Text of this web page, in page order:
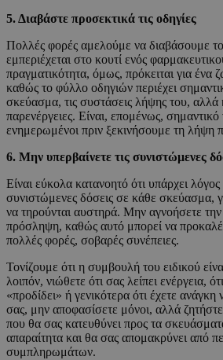
5. Διαβάστε προσεκτικά τις οδηγίες
Πολλές φορές αμελούμε να διαβάσουμε
εμπεριέχεται στο κουτί ενός
πραγματικότητα, όμως, πρόκειται για ένα
καθώς το φύλλο οδηγιών περιέχει
σκεύασμα, τις συστάσεις λήψης του, αλλά
παρενέργειες. Είναι, επομένως,
ενημερωμένοι πριν ξεκινήσουμε τη λήψη
6. Μην υπερβαίνετε τις συνιστώμενες
Είναι εύκολα κατανοητό ότι υπάρχει
συνιστώμενες δόσεις σε κάθε σκεύασμα,
να τηρούνται αυστηρά. Μην αγνοήσετε
πρόσληψη, καθώς αυτό μπορεί να
πολλές φορές, σοβαρές συνέπειες.
Τονίζουμε ότι η συμβουλή του ειδικού
λοιπόν, νιώθετε ότι σας λείπει ενέργεια,
«προδίδει» ή γενικότερα ότι έχετε ανάγκη
σας, μην αποφασίσετε μόνοι, αλλά
που θα σας κατευθύνει προς τα
απαραίτητα και θα σας απομακρύνει από
συμπληρωμάτων.